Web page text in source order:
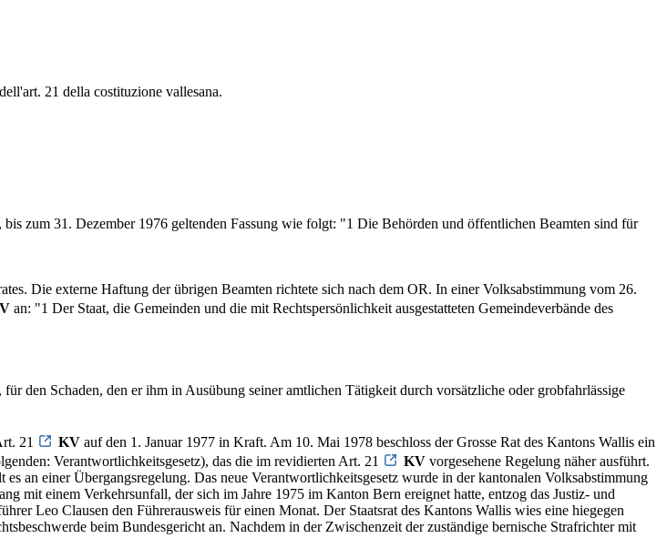
21 della costituzione vallesana.
bis zum 31. Dezember 1976 geltenden Fassung wie folgt: "1 Die Behörden und öffentlichen Beamten sind für
Die externe Haftung der übrigen Beamten richtete sich nach dem OR. In einer Volksabstimmung vom 26.
an: "1 Der Staat, die Gemeinden und die mit Rechtspersönlichkeit ausgestatteten Gemeindeverbände des
den Schaden, den er ihm in Ausübung seiner amtlichen Tätigkeit durch vorsätzliche oder grobfahrlässige
21
KV auf den 1. Januar 1977 in Kraft. Am 10. Mai 1978 beschloss der Grosse Rat des Kantons Wallis ein
Verantwortlichkeitsgesetz), das die im revidierten Art. 21
KV vorgesehene Regelung näher ausführt.
an einer Übergangsregelung. Das neue Verantwortlichkeitsgesetz wurde in der kantonalen Volksabstimmung
mit einem Verkehrsunfall, der sich im Jahre 1975 im Kanton Bern ereignet hatte, entzog das Justiz- und
Leo Clausen den Führerausweis für einen Monat. Der Staatsrat des Kantons Wallis wies eine hiegegen
beim Bundesgericht an. Nachdem in der Zwischenzeit der zuständige bernische Strafrichter mit